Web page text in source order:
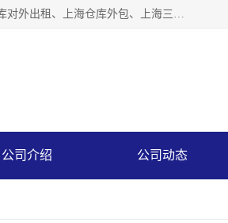
上海星力仓储服务有限公司从事：上海仓储服务、上海仓储库房、上海仓库代运营、上海仓库对外出租、上海仓库外包、上海三方仓储、上海电商仓储代发、上海电商代发货仓库、上海托管仓库、上海仓储配送。上海星力仓储服务有限公司现在拥有100个分仓、10万余平方的标准库房，精炼员工几百名，与几千家客户合作，公司已跻身上海仓储行业前列。欢迎来电咨询！
公司介绍 公司动态